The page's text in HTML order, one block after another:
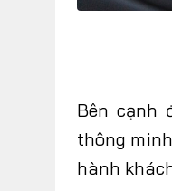
Bên cạnh
thông
hành